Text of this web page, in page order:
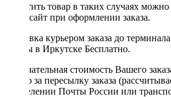
Оплатить товар в таких случаях
через сайт при оформлении заказа.
Доставка курьером заказа до
Почты в Иркутске Бесплатно.
Окончательная стоимость Вашего
Тариф за пересылку заказа
в отделении Почты России или